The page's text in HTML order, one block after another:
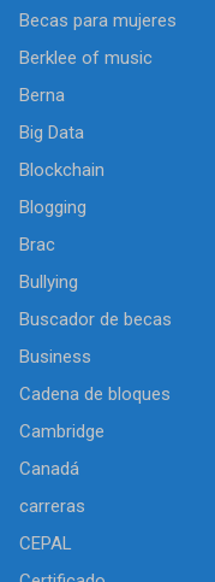
Becas para mujeres
Berklee of music
Berna
Big Data
Blockchain
Blogging
Brac
Bullying
Buscador de becas
Business
Cadena de bloques
Cambridge
Canadá
carreras
CEPAL